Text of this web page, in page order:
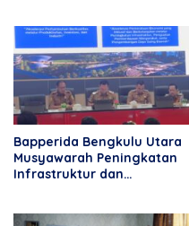
Bapperida Bengkulu Utara
Musyawarah Peningkatan
Infrastruktur dan